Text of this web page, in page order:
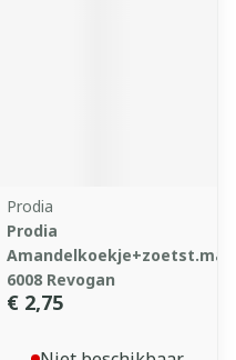
Prodia
Prodia
6008 Revogan
€ 2,75